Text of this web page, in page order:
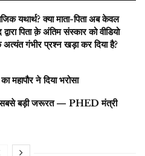
यथार्थ? क्या माता-पिता अब केवल
पिता क़े अंतिम संस्कार को वीडियो
गंभीर प्रश्न खड़ा कर दिया है?
महापौर ने दिया भरोसा
सबसे बड़ी जरूरत — PHED मंत्री